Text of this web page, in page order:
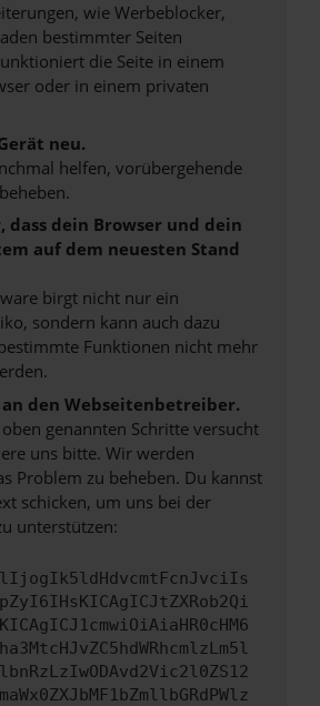
wie Werbeblocker,
bestimmter Seiten
die Seite in einem
oder in einem privaten
neu.
helfen, vorübergehende
dass dein Browser und dein
auf dem neuesten Stand
birgt nicht nur ein
sondern kann auch dazu
Funktionen nicht mehr
den Webseitenbetreiber.
genannten Schritte versucht
uns bitte. Wir werden
Problem zu beheben. Du kannst
schicken, um uns bei der
unterstützen: